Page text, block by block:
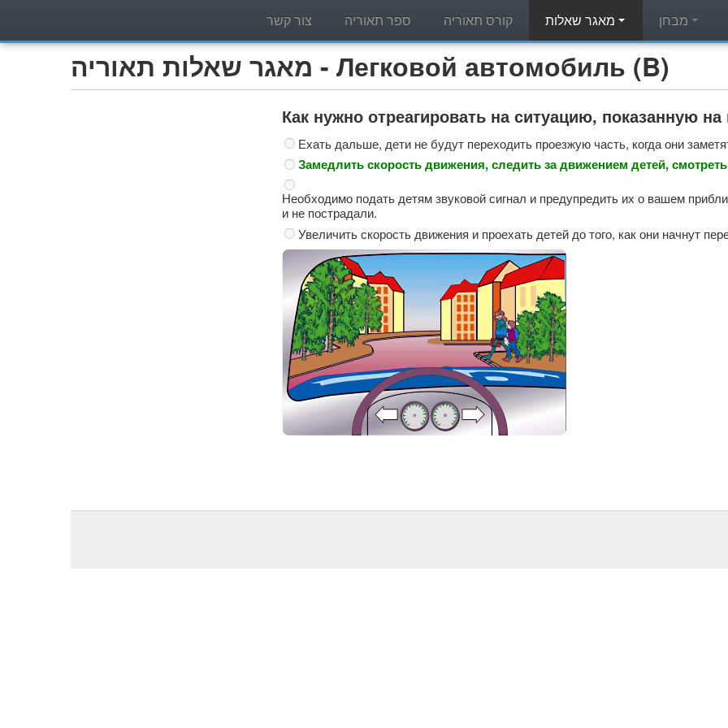
קורס תאוריה ספר תאוריה צור קשר
מאגר שאלות תאוריה - Легковой автомобиль (B)
Как нужно отреагировать на ситуацию, показанную
Ехать дальше, дети не будут переходить проезжую часть, когда они
Замедлить скорость движения, следить за движением детей,
Необходимо подать детям звуковой сигнал и предупредить их о вашем
и не пострадали.
Увеличить скорость движения и проехать детей до того, как они начнут